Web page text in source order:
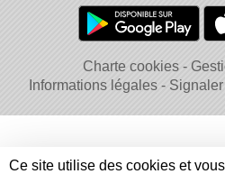
Charte cookies
Informations légales
Ce site utilise des cookies et